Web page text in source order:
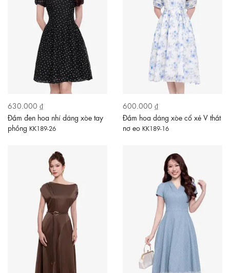
630.000 ₫
Đầm đen hoa nhí dáng xòe tay
phồng KK189-26
600.000 ₫
Đầm hoa dáng xòe cổ xẻ V thắt
nơ eo KK189-16